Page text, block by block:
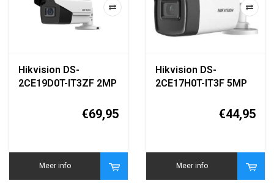
Hikvision DS-
2CE19D0T-IT3ZF 2MP
Bullet Camera€69,95
Meer info
Hikvision DS-
2CE17H0T-IT3F 5MP
€44,95
Meer info